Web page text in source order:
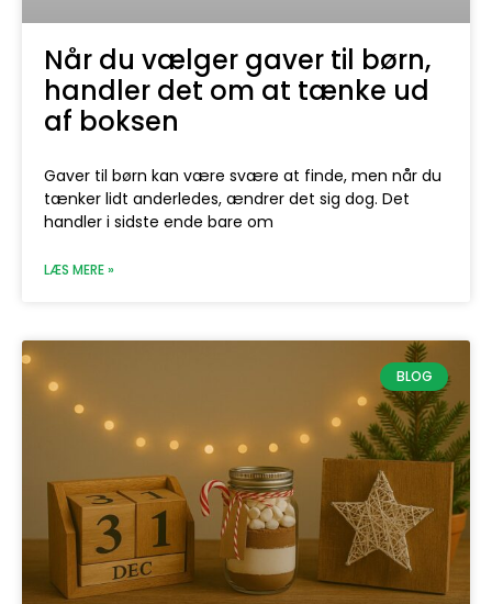
Når du vælger gaver til børn,
handler det om at tænke ud
af boksen
Gaver til børn kan være svære at finde, men når du
tænker lidt anderledes, ændrer det sig dog. Det
handler i sidste ende bare om
LÆS MERE »
BLOG